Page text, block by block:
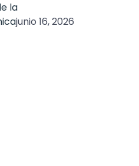
la
junio 16, 2026